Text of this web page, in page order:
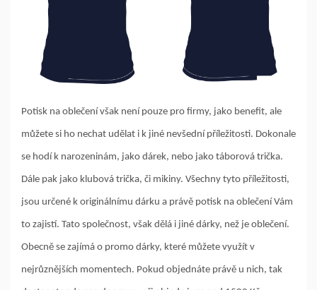
Potisk na oblečení však není pouze pro firmy, jako benefit, ale
můžete si ho nechat udělat i k jiné nevšední příležitosti. Dokonale
se hodí k narozeninám, jako dárek, nebo jako táborová trička.
Dále pak jako klubová trička, či mikiny. Všechny tyto příležitosti,
jsou určené k originálnímu dárku a právě potisk na oblečení Vám
to zajistí. Tato společnost, však dělá i jiné dárky, než je oblečení.
Obecně se zajímá o promo dárky, které můžete využít v
nejrůznějších momentech. Pokud objednáte právě u nich, tak